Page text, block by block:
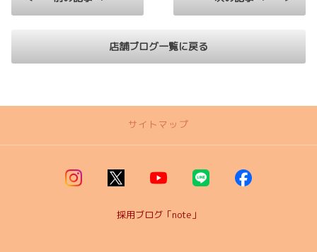
店舗ブログ一覧に戻る
サイトマップ
トップページ
採用ブログ「note」